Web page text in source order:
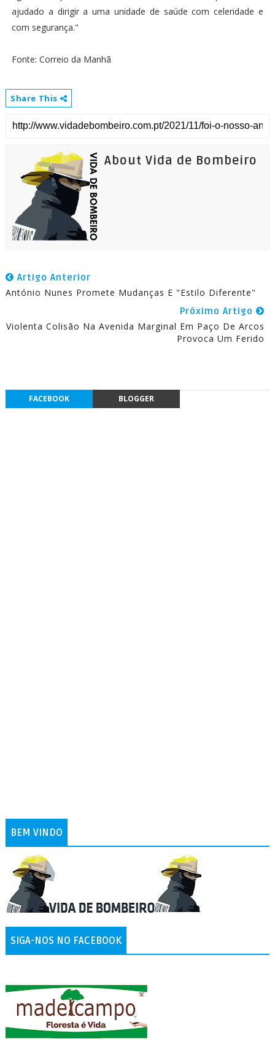
ajudado a dirigir a uma unidade de saúde com celeridade e
com segurança."
Fonte: Correio da Manhã
Share This
About Vida de Bombeiro
Artigo Anterior
António Nunes Promete Mudanças E "Estilo Diferente"
Próximo Artigo
Violenta Colisão Na Avenida Marginal Em Paço De Arcos
Provoca Um Ferido
FACEBOOK BLOGGER
BEM VINDO
SIGA-NOS NO FACEBOOK